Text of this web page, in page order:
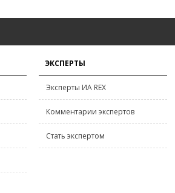
ЭКСПЕРТЫ
Эксперты ИА REX
Комментарии экспертов
Стать экспертом